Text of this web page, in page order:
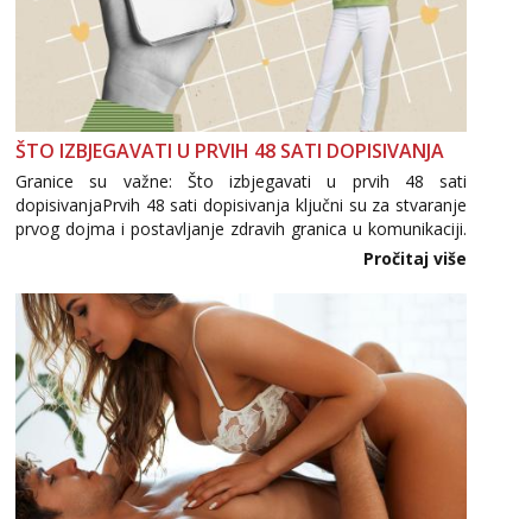
ŠTO IZBJEGAVATI U PRVIH 48 SATI DOPISIVANJA
Granice su važne: Što izbjegavati u prvih 48 sati
dopisivanjaPrvih 48 sati dopisivanja ključni su za stvaranje
prvog dojma i postavljanje zdravih granica u komunikaciji.
Važno je izbjeći prebrzo otkrivanje osobnih ili intimnih
informacija, jer nepoznata osoba još nije zaslužila to
povjerenje. Takođe...
Pročitaj više